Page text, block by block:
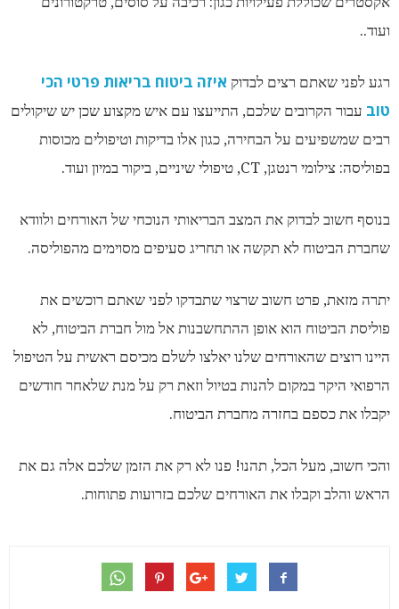
ועוד..
רגע לפני שאתם רצים לבדוק איזה ביטוח בריאות פרטי הכי
טוב עבור הקרובים שלכם, התייעצו עם איש מקצוע שכן יש שיקולים
רבים שמשפיעים על הבחירה, כגון אלו בדיקות וטיפולים מכוסות
בפוליסה: צילומי רנטגן, CT, טיפולי שיניים, ביקור במיון ועוד.
בנוסף חשוב לבדוק את המצב הבריאותי הנוכחי של האורחים ולוודא
שחברת הביטוח לא תקשה או תחריג סעיפים מסוימים מהפוליסה.
יתרה מזאת, פרט חשוב שרצוי שתבדקו לפני שאתם רוכשים את
פוליסת הביטוח הוא אופן ההתחשבנות אל מול חברת הביטוח, לא
היינו רוצים שהאורחים שלנו יאלצו לשלם מכיסם ראשית על הטיפול
הרפואי היקר במקום להנות בטיול וזאת רק על מנת שלאחר חודשים
יקבלו את כספם בחזרה מחברת הביטוח.
והכי חשוב, מעל הכל, תהנו! פנו לא רק את הזמן שלכם אלה גם את
הראש והלב וקבלו את האורחים שלכם בזרועות פתוחות.